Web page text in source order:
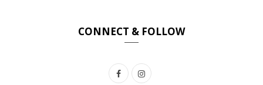
CONNECT & FOLLOW
F
I